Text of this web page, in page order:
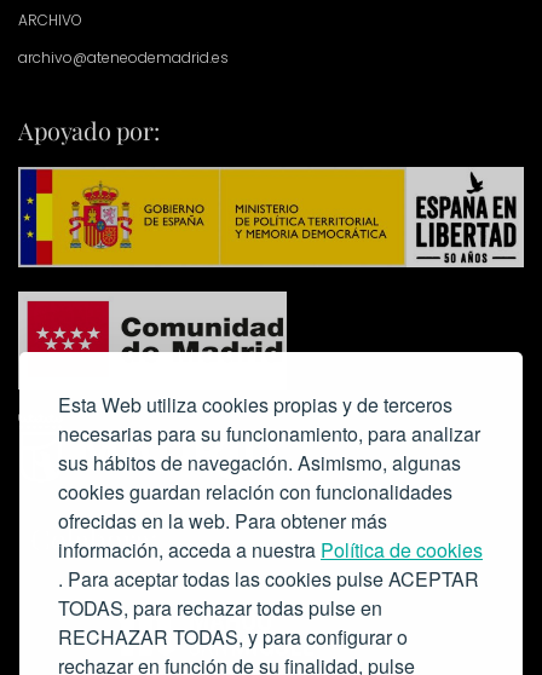
Esta Web utiliza cookies propias y de terceros
necesarias para su funcionamiento, para analizar
sus hábitos de navegación. Asimismo, algunas
cookies guardan relación con funcionalidades
ofrecidas en la web. Para obtener más
información, acceda a nuestra Política de cookies
. Para aceptar todas las cookies pulse ACEPTAR
TODAS, para rechazar todas pulse en
RECHAZAR TODAS, y para configurar o
rechazar en función de su finalidad, pulse
ARCHIVO
archivo@ateneodemadrid.es
Apoyado por:
Colabora: